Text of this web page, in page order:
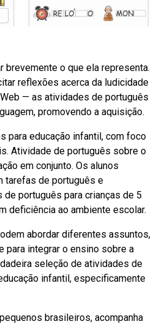
brevemente o que ela representa.
reflexões acerca da ludicidade
— as atividades de português
promovendo a aquisição.
para educação infantil, com foco
Atividade de português sobre o
em conjunto. Os alunos
tarefas de português e
português para crianças de 5
deficiência ao ambiente escolar.
abordar diferentes assuntos,
para integrar o ensino sobre a
seleção de atividades de
infantil, especificamente
brasileiros, acompanha